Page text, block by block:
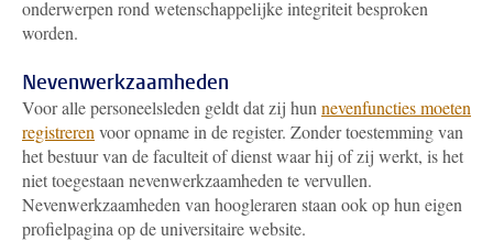
onderwerpen rond wetenschappelijke integriteit besproken
worden.
Nevenwerkzaamheden
Voor alle personeelsleden geldt dat zij hun nevenfuncties moeten
registreren voor opname in de register. Zonder toestemming van
het bestuur van de faculteit of dienst waar hij of zij werkt, is het
niet toegestaan nevenwerkzaamheden te vervullen.
Nevenwerkzaamheden van hoogleraren staan ook op hun eigen
profielpagina op de universitaire website.